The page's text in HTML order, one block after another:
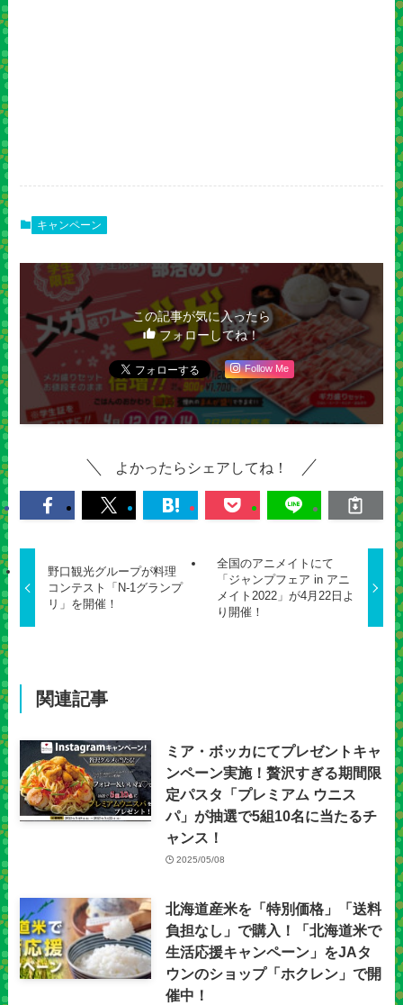
キャンペーン
この記事が気に入ったら
フォローしてね！
Follow Me
よかったらシェアしてね！
野口観光グループが料理
コンテスト「N-1グランプ
リ」を開催！
全国のアニメイトにて
「ジャンプフェア in アニ
メイト2022」が4月22日よ
り開催！
関連記事
ミア・ボッカにてプレゼントキャ
ンペーン実施！贅沢すぎる期間限
定パスタ「プレミアム ウニス
パ」が抽選で5組10名に当たるチ
ャンス！
2025/05/08
北海道産米を「特別価格」「送料
負担なし」で購入！「北海道米で
生活応援キャンペーン」をJAタ
ウンのショップ「ホクレン」で開
催中！